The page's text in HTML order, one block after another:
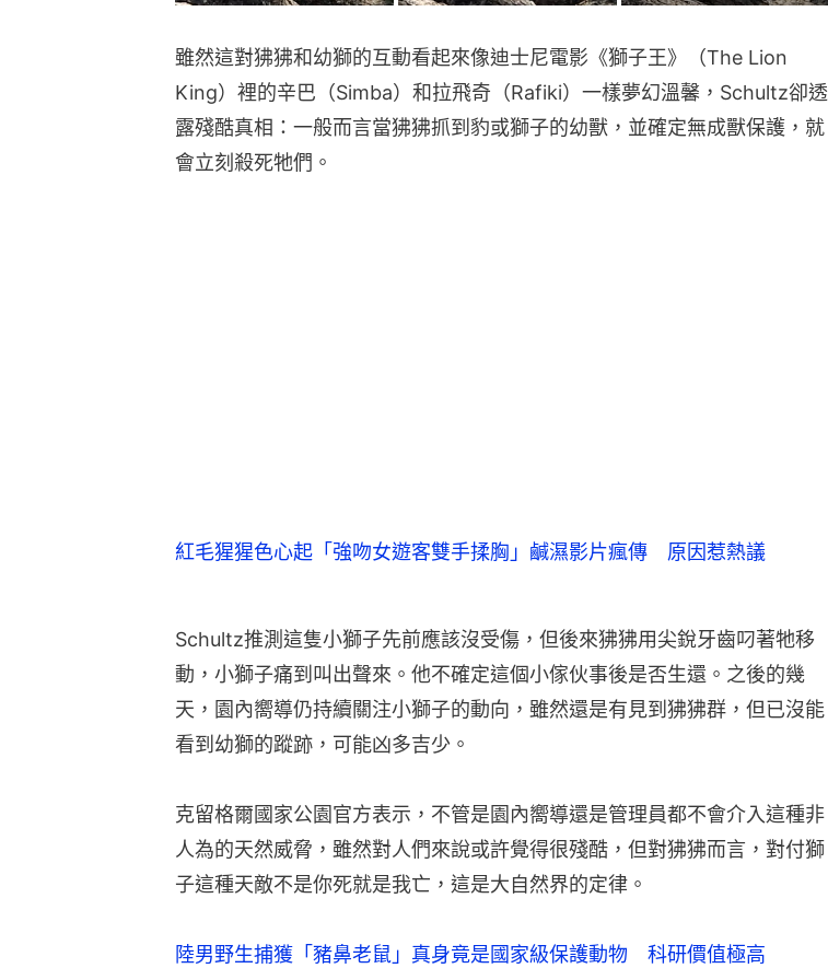
雖然這對狒狒和幼獅的互動看起來像迪士尼電影《獅子王》（The Lion
King）裡的辛巴（Simba）和拉飛奇（Rafiki）一樣夢幻溫馨，Schultz卻透
露殘酷真相：一般而言當狒狒抓到豹或獅子的幼獸，並確定無成獸保護，就
會立刻殺死牠們。
紅毛猩猩色心起「強吻女遊客雙手揉胸」鹹濕影片瘋傳 原因惹熱議
Schultz推測這隻小獅子先前應該沒受傷，但後來狒狒用尖銳牙齒叼著牠移
動，小獅子痛到叫出聲來。他不確定這個小傢伙事後是否生還。之後的幾
天，園內嚮導仍持續關注小獅子的動向，雖然還是有見到狒狒群，但已沒能
看到幼獅的蹤跡，可能凶多吉少。
克留格爾國家公園官方表示，不管是園內嚮導還是管理員都不會介入這種非
人為的天然威脅，雖然對人們來說或許覺得很殘酷，但對狒狒而言，對付獅
子這種天敵不是你死就是我亡，這是大自然界的定律。
陸男野生捕獲「豬鼻老鼠」真身竟是國家級保護動物 科研價值極高